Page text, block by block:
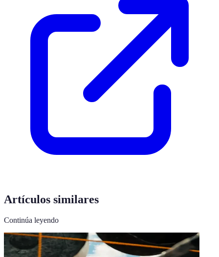
Artículos similares
Continúa leyendo